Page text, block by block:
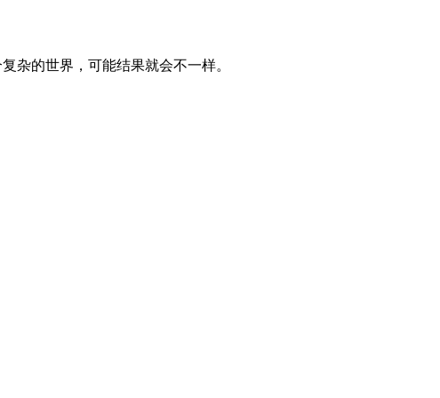
杂的世界，可能结果就会不一样。